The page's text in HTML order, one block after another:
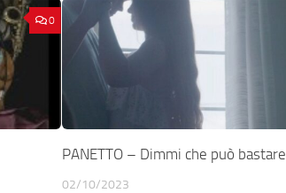
0
PANETTO – Dimmi che può bastare
02/10/2023